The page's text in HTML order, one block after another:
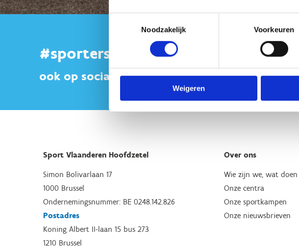
Noodzakelijk
Voorkeuren
Weigeren
#sportersbelevenmeer
ook op sociale media
Sport Vlaanderen Hoofdzetel
Simon Bolivarlaan 17
1000 Brussel
Ondernemingsnummer: BE 0248.142.826
Postadres
Koning Albert II-laan 15 bus 273
1210 Brussel
Over ons
Wie zijn we, wat doen
Onze centra
Onze sportkampen
Onze nieuwsbrieven